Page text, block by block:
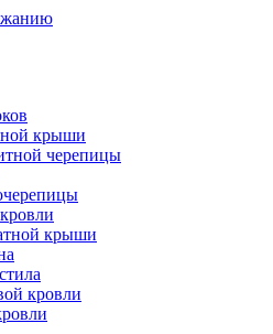
крыши
черепицы
крыши
кровли